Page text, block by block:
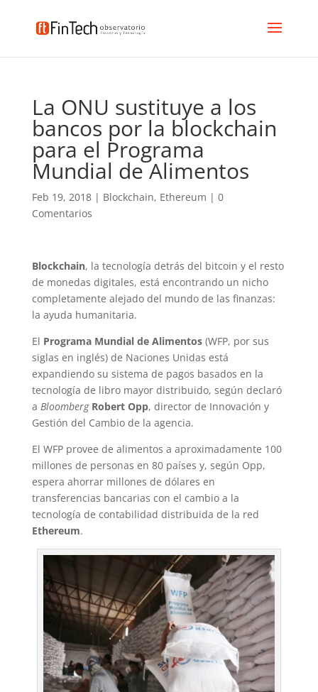
La ONU sustituye a los
bancos por la blockchain
para el Programa
Mundial de Alimentos
Feb 19, 2018| Blockchain, Ethereum | 0
Comentarios
Blockchain, la tecnología detrás del bitcoin y el resto
de monedas digitales, está encontrando un nicho
completamente alejado del mundo de las finanzas:
la ayuda humanitaria.
El Programa Mundial de Alimentos(WFP, por sus
siglas en inglés) de Naciones Unidas está
expandiendo su sistema de pagos basados en la
tecnología de libro mayor distribuido, según declaró
a Bloomberg Robert Opp, director de Innovación y
Gestión del Cambio de la agencia.
El WFP provee de alimentos a aproximadamente 100
millones de personas en 80 países y, según Opp,
espera ahorrar millones de dólares en
transferencias bancarias con el cambio a la
tecnología de contabilidad distribuida de la red
Ethereum.